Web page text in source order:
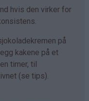
hvis den virker for
på
kakene på et
timer, til
(se tips).